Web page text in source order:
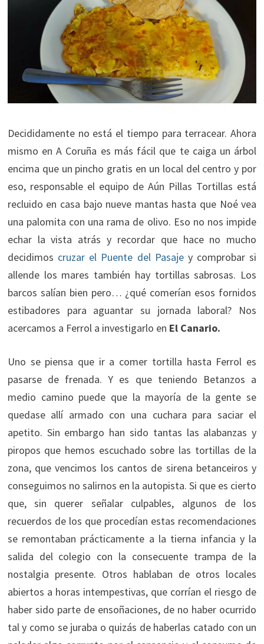
Decididamente no está el tiempo para terracear. Ahora
mismo en A Coruña es más fácil que te caiga un árbol
encima que un pincho gratis en un local del centro y por
eso, responsable el equipo de Aún Pillas Tortillas está
recluido en casa bajo nueve mantas hasta que Noé vea
una palomita con una rama de olivo. Eso no nos impide
echar la vista atrás y recordar que hace no mucho
decidimos cruzar el Puente del Pasajey comprobar si
allende los mares también hay tortillas sabrosas. Los
barcos salían bien pero… ¿qué comerían esos fornidos
estibadores para aguantar su jornada laboral? Nos
acercamos a Ferrol a investigarlo en El Canario.
Uno se piensa que ir a comer tortilla hasta Ferrol es
pasarse de frenada. Y es que teniendo Betanzos a
medio camino puede que la mayoría de la gente se
quedase allí armado con una cuchara para saciar el
apetito. Sin embargo han sido tantas las alabanzas y
piropos que hemos escuchado sobre las tortillas de la
zona, que vencimos los cantos de sirena betanceiros y
conseguimos no salirnos en la autopista. Si que es cierto
que, sin querer señalar culpables, algunos de los
recuerdos de los que procedían estas recomendaciones
se remontaban prácticamente a la tierna infancia y la
salida del colegio con la consecuente trampa de la
nostalgia presente. Otros hablaban de otros locales
abiertos a horas intempestivas, que corrían el riesgo de
haber sido parte de ensoñaciones, de no haber ocurrido
tal y como se juraba o quizás de haberlas catado con un